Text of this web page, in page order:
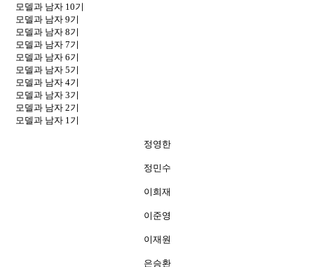
모델과 남자 10기
모델과 남자 9기
모델과 남자 8기
모델과 남자 7기
모델과 남자 6기
모델과 남자 5기
모델과 남자 4기
모델과 남자 3기
모델과 남자 2기
모델과 남자 1기
정영한
정민수
이희재
이준영
이재원
은승환